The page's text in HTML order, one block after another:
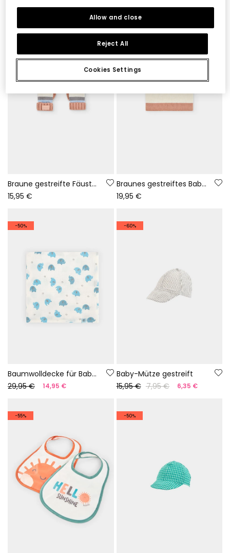
15,95 €
19,95 €
Braune gestreifte Fäustlinge Baby
15,95 €
Braunes gestreiftes Baby-Halsband in mehreren Farben
19,95 €
-50%
Baumwolldecke für Babys mit Aufdruck
29,95 €
14,95 €
-60%
Baby-Mütze gestreift
15,95 € 7,95 € 6,35 €
-55% -50%
Cookies Settings
Reject All
Allow and close